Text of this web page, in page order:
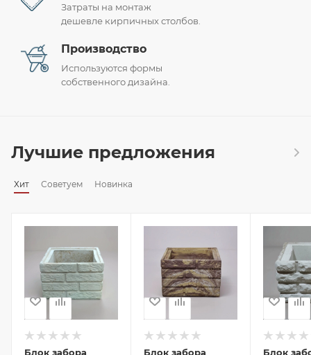
Затраты на монтаж
дешевле кирпичных столбов.
Производство
Используются формы
собственного дизайна.
Лучшие предложения
Хит Советуем Новинка
Блок забора Блок забора Блок